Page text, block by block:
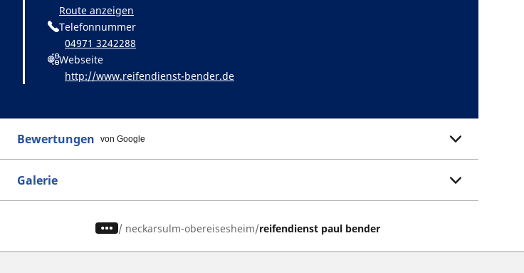
Route anzeigen
Telefonnummer
04971 3242288
Webseite
http://www.reifendienst-bender.de
Bewertungen von Google
Galerie
/ neckarsulm-obereisesheim reifendienst paul bender